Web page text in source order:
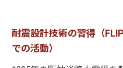
耐震設計技術の習得（
での活動）